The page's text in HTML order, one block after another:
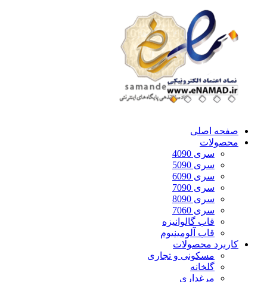
صفحه اصلی
محصولات
سری 4090
سری 5090
سری 6090
سری 7090
سری 8090
سری 7060
قاب گالوانیزه
قاب آلومینیوم
کاربرد محصولات
مسکونی و تجاری
گلخانه
مرغداری